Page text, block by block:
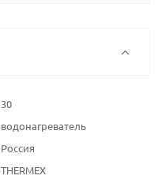
30
водонагреватель
Россия
THERMEX